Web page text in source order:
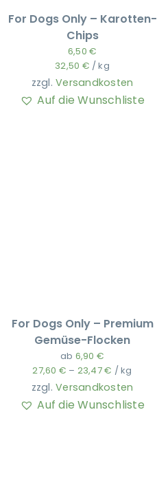
For Dogs Only – Karotten-
Chips
6,50 €
32,50 € /kg
zzgl.Versandkosten
Auf die Wunschliste
For Dogs Only – Premium
Gemüse-Flocken
ab 6,90 €
27,60 € – 23,47€ /kg
zzgl.Versandkosten
Auf die Wunschliste